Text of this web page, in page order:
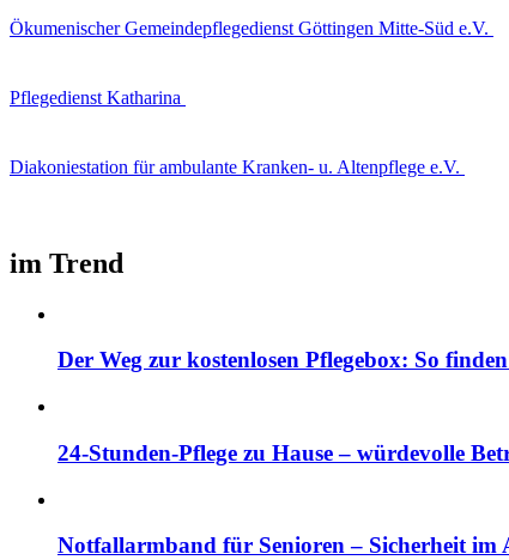
Ökumenischer Gemeindepflegedienst Göttingen Mitte-Süd e.V.
Pflegedienst Katharina
Diakoniestation für ambulante Kranken- u. Altenpflege e.V.
im Trend
Der Weg zur kostenlosen Pflegebox: So
24-Stunden-Pflege zu Hause – würdevolle
Notfallarmband für Senioren – Sicherheit im